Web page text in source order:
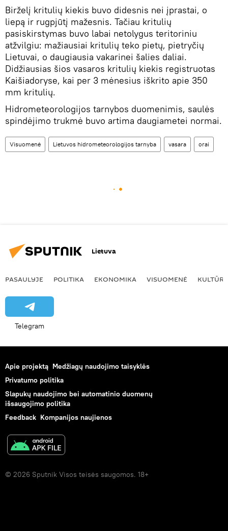
Birželį kritulių kiekis buvo didesnis nei įprastai, o
liepą ir rugpjūtį mažesnis. Tačiau kritulių
pasiskirstymas buvo labai netolygus teritoriniu
atžvilgiu: mažiausiai kritulių teko pietų, pietryčių
Lietuvai, o daugiausia vakarinei šalies daliai.
Didžiausias šios vasaros kritulių kiekis registruotas
Kaišiadoryse, kai per 3 mėnesius iškrito apie 350
mm kritulių.
Hidrometeorologijos tarnybos duomenimis, saulės
spindėjimo trukmė buvo artima daugiametei normai.
Visuomenė Lietuvos hidrometeorologijos tarnyba vasara orai
Lietuva
PASAULYJE POLITIKA EKONOMIKA VISUOMENĖ KULTŪRA
Telegram
Apie projektą Medžiagų naudojimo taisyklės
Privatumo politika
Slapukų naudojimo bei automatinio duomenų
išsaugojimo politika
Feedback Kompanijos naujienos
© 2026 Sputnik Visos teisės saugomos. 18+